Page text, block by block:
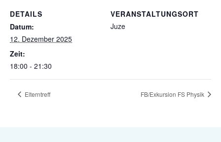
DETAILS
Datum:
12. Dezember 2025
Zeit:
18:00 - 21:30
VERANSTALTUNGSORT
Juze
Elterntreff FB/Exkursion FS Physik